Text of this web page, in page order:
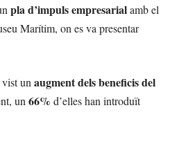
pla d’impuls empresarialamb el
Marítim, on es va presentar
vist unaugment dels beneficis del
un66% d’elles han introduït